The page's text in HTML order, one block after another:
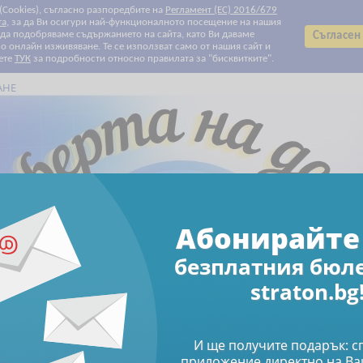
съгласно разпоредбите на Регламент (ЕС) 2016/679
, за да Ви осигури най-функционалното посещение на нашия
подобряваме съдържанието на сайта, като Ви даваме
изживяване. Те се използват само от нашия сайт и
ТУК за подробности относно правилата за "бисквитките".
Всички категории
Всички категории
Биографии
Данъчно облагане и такси
Електронни книги
Електронни списания
За Вашите деца и внуци
За родители
За храната с любов
Здраве
Клубни карти и ваучери
Печатни списания
Право
Продажби и маркетинг
Професионални умения
Свободно време
Счетоводство
Труд и осигуряване
Финанси и инвестиции
Човешки ресурси
Намаления Абонирайте се за бюлетин
Право Книги Административно право и процес - 2022
право и процес -
Абонирайте
безплатния
И ще получите подарък: